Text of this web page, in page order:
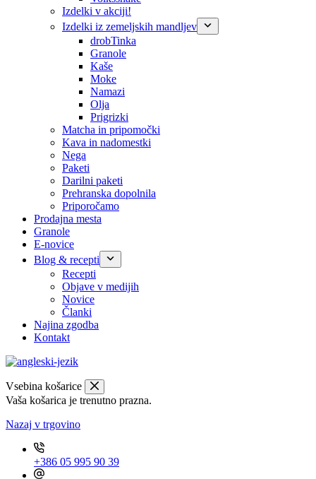
Izdelki v akciji!
Izdelki iz zemeljskih mandljev
drobTinka
Granole
Kaše
Moke
Namazi
Olja
Prigrizki
Matcha in pripomočki
Kava in nadomestki
Nega
Paketi
Darilni paketi
Prehranska dopolnila
Priporočamo
Prodajna mesta
Granole
E-novice
Blog & recepti
Recepti
Objave v medijih
Novice
Članki
Najina zgodba
Kontakt
Vsebina košarice
Vaša košarica je trenutno prazna.
Nazaj v trgovino
+386 05 995 90 39